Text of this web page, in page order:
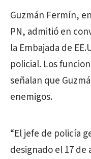
Guzmán Fermín,
PN, admitió en
la Embajada de
policial. Los
señalan que
enemigos.
“El jefe de policía
designado el 17